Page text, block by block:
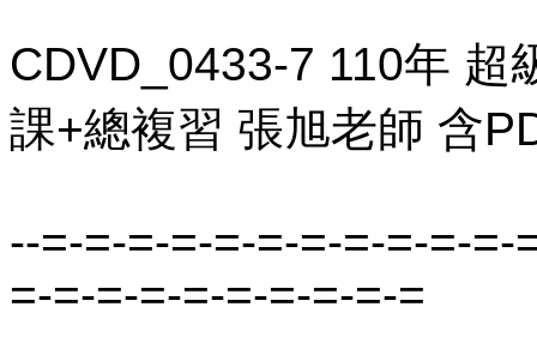
CDVD_0433-7 110年 超
課+總複習 張旭老師 含
--=-=-=-=-=-=-=-=-=-=-
=-=-=-=-=-=-=-=-=-=